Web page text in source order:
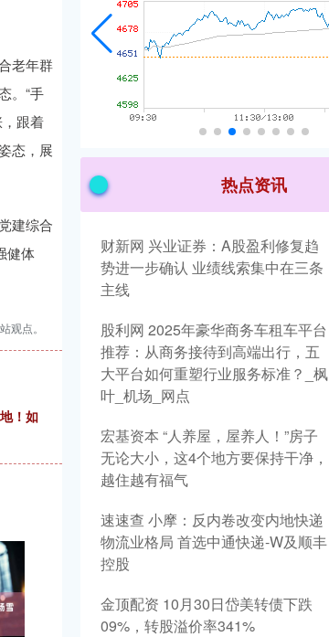
老年群
。“手
跟着
态，展
建综合
健体
观点。
！如
热点资讯
财新网 兴业证券：A股盈利修复趋
势进一步确认 业绩线索集中在三条
主线
股利网 2025年豪华商务车租车平台
推荐：从商务接待到高端出行，五
大平台如何重塑行业服务标准？_枫
叶_机场_网点
宏基资本 “人养屋，屋养人！”房子
无论大小，这4个地方要保持干净，
越住越有福气
速速查 小摩：反内卷改变内地快递
物流业格局 首选中通快递-W及顺丰
控股
金顶配资 10月30日岱美转债下跌
09%，转股溢价率341%